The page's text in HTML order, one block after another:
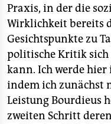
Praxis, in der die
Wirklichkeit bereits
Gesichtspunkte zu
politische Kritik
kann. Ich werde hier
indem ich zunächst
Leistung Bourdieus
zweiten Schritt